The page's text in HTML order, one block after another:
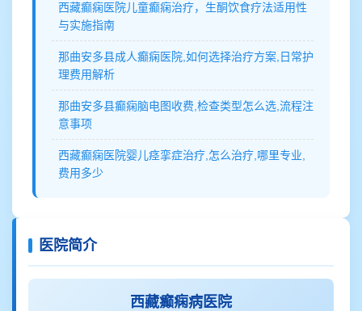
西藏癫痫医院儿童癫痫治疗，生酮饮食疗法适用性
与实施指南
那曲安多县成人癫痫医院,如何选择治疗方案,日常护
理费用解析
那曲安多县癫痫脑电图收费,检查类型怎么选,流程注
意事项
西藏癫痫医院婴儿痉挛症治疗,怎么治疗,哪里专业,
费用多少
医院简介
西藏癫痫病医院